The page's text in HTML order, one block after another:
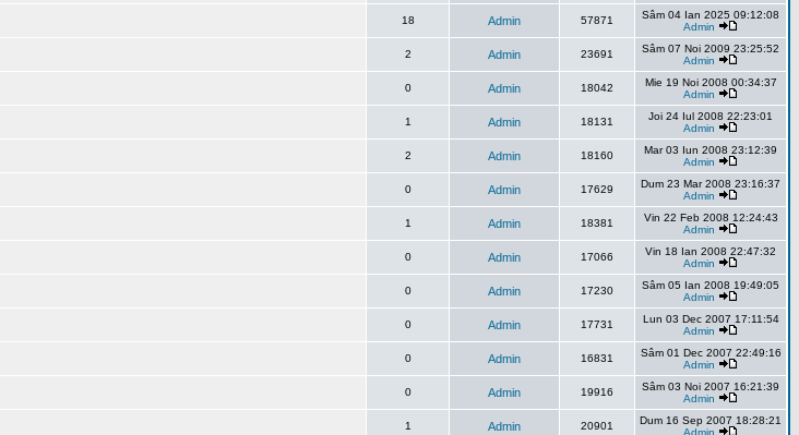
18 Admin 57871
Sâm 04 Ian 2025 09:12:08
Admin
2 Admin 23691
Sâm 07 Noi 2009 23:25:52
Admin
0 Admin 18042
Mie 19 Noi 2008 00:34:37
Admin
1 Admin 18131
Joi 24 Iul 2008 22:23:01
Admin
2 Admin 18160
Mar 03 Iun 2008 23:12:39
Admin
0 Admin 17629
Dum 23 Mar 2008 23:16:37
Admin
1 Admin 18381
Vin 22 Feb 2008 12:24:43
Admin
0 Admin 17066
Vin 18 Ian 2008 22:47:32
Admin
0 Admin 17230
Sâm 05 Ian 2008 19:49:05
Admin
0 Admin 17731
Lun 03 Dec 2007 17:11:54
Admin
0 Admin 16831
Sâm 01 Dec 2007 22:49:16
Admin
0 Admin 19916
Sâm 03 Noi 2007 16:21:39
Admin
1 Admin 20901
Dum 16 Sep 2007 18:28:21
Admin